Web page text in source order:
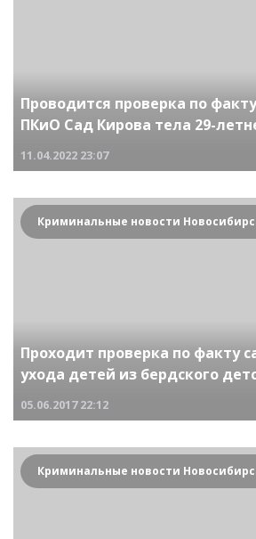
Проводится проверка по
ПКиО Сад Кирова тела 29-
11.04.2022 23:07
Проходит проверка по факту
ухода детей из бердского
05.06.2017 22:12